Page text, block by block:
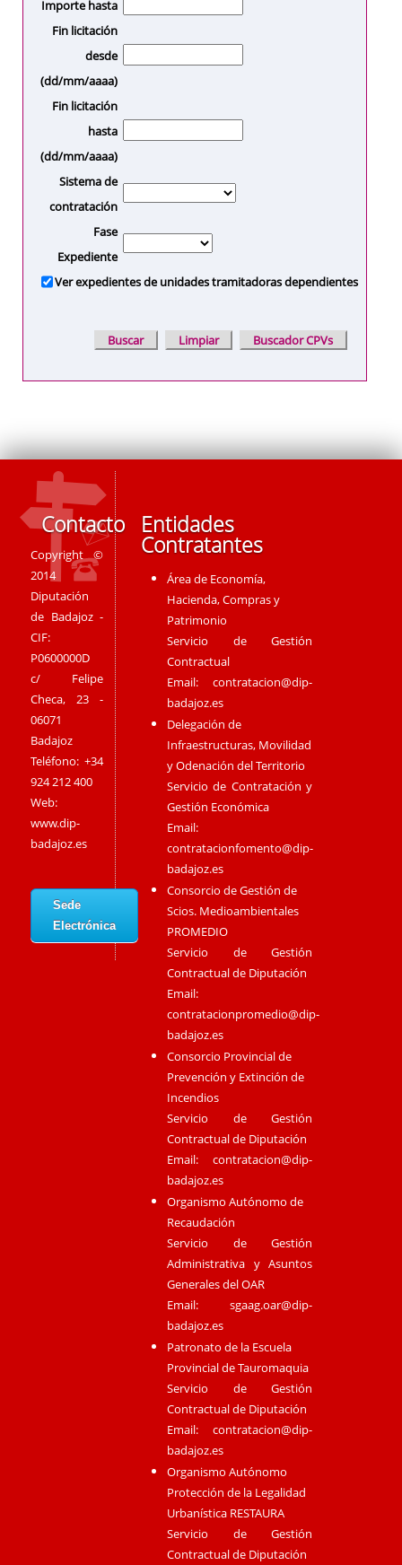
Importe hasta
Fin licitación
desde
(dd/mm/aaaa)
Fin licitación
hasta
(dd/mm/aaaa)
Sistema de
contratación
Fase
Expediente
Ver expedientes de unidades tramitadoras dependientes
Contacto
Copyright ©
2014
Diputación
de Badajoz -
CIF:
P0600000D
c/ Felipe
Checa, 23 -
06071
Badajoz
Teléfono: +34
924 212 400
Web:
www.dip-
badajoz.es
Sede
Electrónica
Entidades
Contratantes
Área de Economía,
Hacienda, Compras y
Patrimonio
Servicio de Gestión
Contractual
Email:contratacion@dip-
badajoz.es
Delegación de
Infraestructuras, Movilidad
y Odenación del Territorio
Servicio de Contratación y
Gestión Económica
Email:
contratacionfomento@dip-
badajoz.es
Consorcio de Gestión de
Scios. Medioambientales
PROMEDIO
Servicio de Gestión
Contractual de Diputación
Email:
contratacionpromedio@dip-
badajoz.es
Consorcio Provincial de
Prevención y Extinción de
Incendios
Servicio de Gestión
Contractual de Diputación
Email:contratacion@dip-
badajoz.es
Organismo Autónomo de
Recaudación
Servicio de Gestión
Administrativa y Asuntos
Generales del OAR
Email:sgaag.oar@dip-
badajoz.es
Patronato de la Escuela
Provincial de Tauromaquia
Servicio de Gestión
Contractual de Diputación
Email:contratacion@dip-
badajoz.es
Organismo Autónomo
Protección de la Legalidad
Urbanística RESTAURA
Servicio de Gestión
Contractual de Diputación